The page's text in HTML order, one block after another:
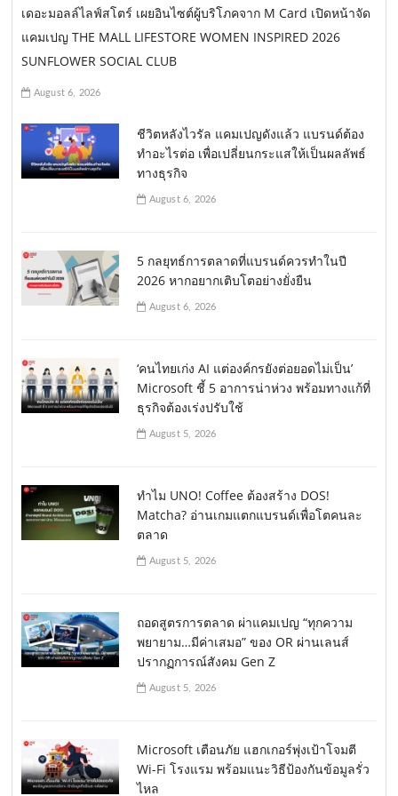
เดอะมอลล์ไลฟ์สโตร์ เผยอินไซต์ผู้บริโภคจาก M Card เปิดหน้าจัด
แคมเปญ THE MALL LIFESTORE WOMEN INSPIRED 2026
SUNFLOWER SOCIAL CLUB
August 6, 2026
ชีวิตหลังไวรัล แคมเปญดังแล้ว แบรนด์ต้อง
ทำอะไรต่อ เพื่อเปลี่ยนกระแสให้เป็นผลลัพธ์
ทางธุรกิจ
August 6, 2026
5 กลยุทธ์การตลาดที่แบรนด์ควรทำในปี
2026 หากอยากเติบโตอย่างยั่งยืน
August 6, 2026
‘คนไทยเก่ง AI แต่องค์กรยังต่อยอดไม่เป็น’
Microsoft ชี้ 5 อาการน่าห่วง พร้อมทางแก้ที่
ธุรกิจต้องเร่งปรับใช้
August 5, 2026
ทำไม UNO! Coffee ต้องสร้าง DOS!
Matcha? อ่านเกมแตกแบรนด์เพื่อโตคนละ
ตลาด
August 5, 2026
ถอดสูตรการตลาด ผ่าแคมเปญ “ทุกความ
พยายาม…มีค่าเสมอ” ของ OR ผ่านเลนส์
ปรากฏการณ์สังคม Gen Z
August 5, 2026
Microsoft เตือนภัย แฮกเกอร์พุ่งเป้าโจมตี
Wi-Fi โรงแรม พร้อมแนะวิธีป้องกันข้อมูลรั่ว
ไหล